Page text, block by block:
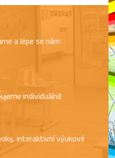
a lépe se nám
individuálně
interaktivní výukové